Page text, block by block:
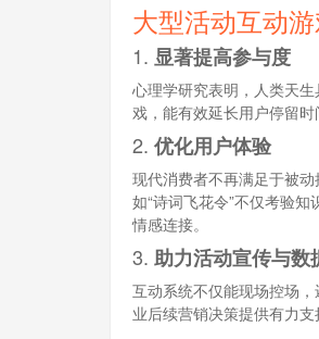
大型活动互动
1. 显著提高参与度
心理学研究表明，人类天
戏，能有效延长用户停留
2. 优化用户体验
现代消费者不再满足于被动
如“诗词飞花令”不仅考验
情感连接。
3. 助力活动宣传与数
互动系统不仅能现场控场
业后续营销决策提供有力